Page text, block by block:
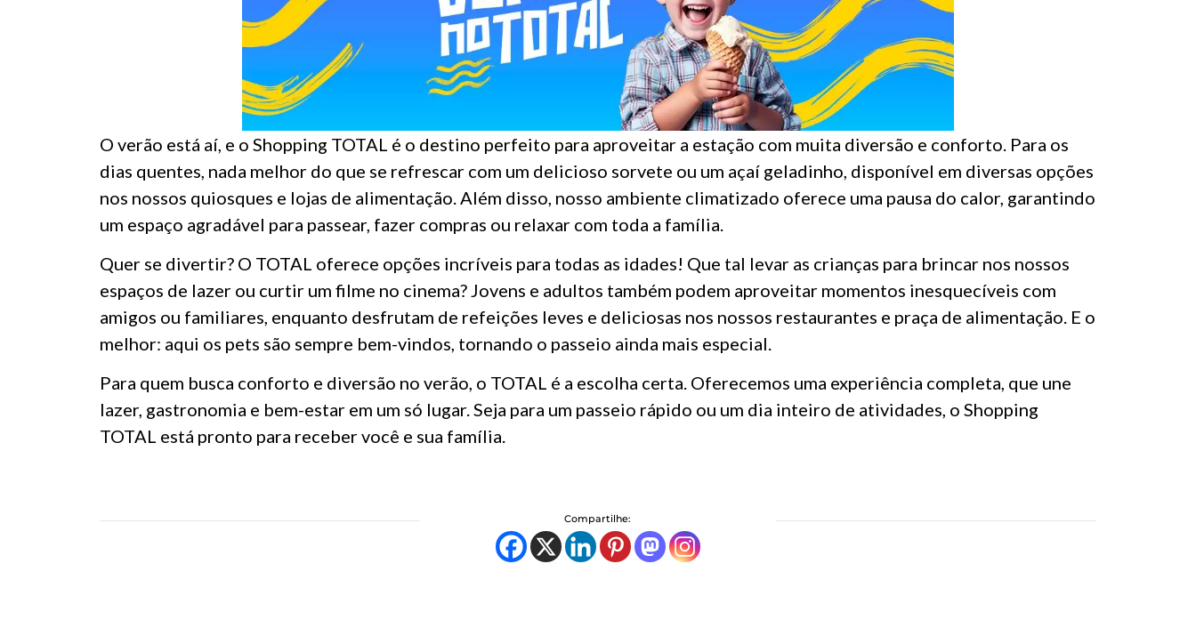
O verão está aí, e o Shopping TOTAL é o destino perfeito para aproveitar a estação com muita diversão e conforto. Para os
dias quentes, nada melhor do que se refrescar com um delicioso sorvete ou um açaí geladinho, disponível em diversas opções
nos nossos quiosques e lojas de alimentação. Além disso, nosso ambiente climatizado oferece uma pausa do calor, garantindo
um espaço agradável para passear, fazer compras ou relaxar com toda a família.
Quer se divertir? O TOTAL oferece opções incríveis para todas as idades! Que tal levar as crianças para brincar nos nossos
espaços de lazer ou curtir um filme no cinema? Jovens e adultos também podem aproveitar momentos inesquecíveis com
amigos ou familiares, enquanto desfrutam de refeições leves e deliciosas nos nossos restaurantes e praça de alimentação. E o
melhor: aqui os pets são sempre bem-vindos, tornando o passeio ainda mais especial.
Para quem busca conforto e diversão no verão, o TOTAL é a escolha certa. Oferecemos uma experiência completa, que une
lazer, gastronomia e bem-estar em um só lugar. Seja para um passeio rápido ou um dia inteiro de atividades, o Shopping
TOTAL está pronto para receber você e sua família.
Compartilhe: